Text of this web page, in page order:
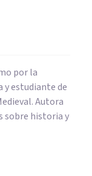
por la
estudiante de
Autora
sobre historia y